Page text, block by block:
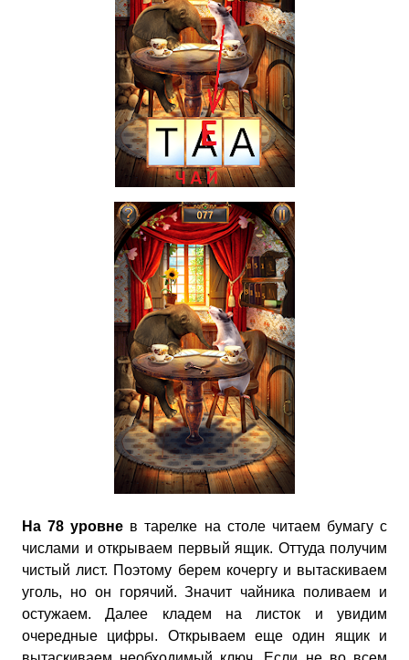
На 78 уровне в тарелке на столе читаем бумагу с
числами и открываем первый ящик. Оттуда получим
чистый лист. Поэтому берем кочергу и вытаскиваем
уголь, но он горячий. Значит чайника поливаем и
остужаем. Далее кладем на листок и увидим
очередные цифры. Открываем еще один ящик и